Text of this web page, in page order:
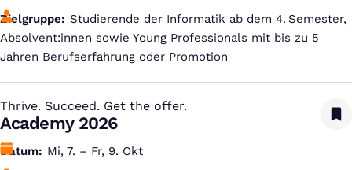
Zielgruppe
Studierende der Informatik ab dem 4. Semester,
Absolvent:innen sowie Young Professionals mit bis zu 5
Jahren Berufserfahrung oder Promotion
Thrive. Succeed. Get the offer.
:
Academy 2026
Datum
Mi, 7. – Fr, 9. Okt